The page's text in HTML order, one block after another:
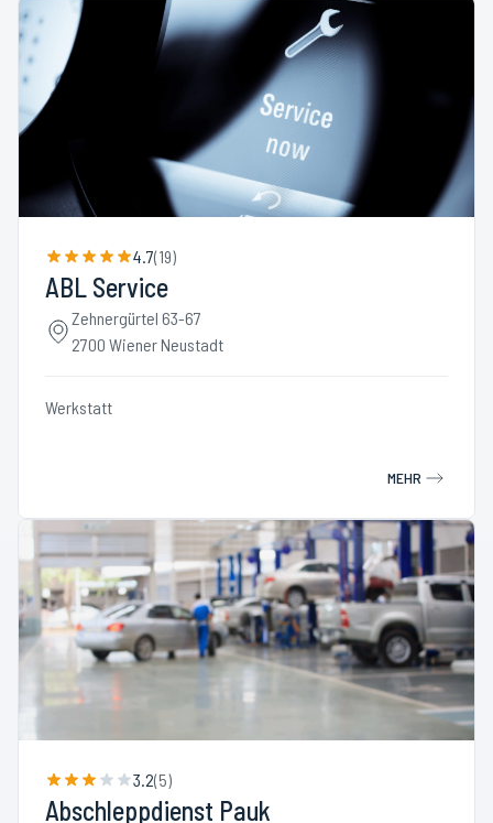
4.7(19)
ABL Service
Zehnergürtel 63-67
2700 Wiener Neustadt
Werkstatt
MEHR
3.2(5)
Abschleppdienst Pauk